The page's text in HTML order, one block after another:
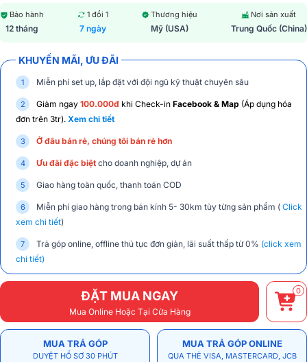
Bảo hành
12 tháng
1 đổi 1
7 ngày
Thương hiệu
Mỹ (USA)
Nơi sản xuất
Trung Quốc (China)
KHUYẾN MÃI, ƯU ĐÃI
Miễn phí set up, lắp đặt với đội ngũ kỹ thuật chuyên sâu
Giảm ngay 100.000đ khi Check-in Facebook & Map (Áp dụng hóa
đơn trên 3tr). Xem chi tiết
Ở đâu bán rẻ, chúng tôi bán rẻ hơn
Ưu đãi đặc biệt cho doanh nghiệp, dự án
Giao hàng toàn quốc, thanh toán COD
Miễn phí giao hàng trong bán kính 5- 30km tùy từng sản phẩm ( Click
xem chi tiết)
Trả góp online, offline thủ tục đơn giản, lãi suất thấp từ 0% (click xem
chi tiết)
ĐẶT MUA NGAY
Mua Online Hoặc Tại Cửa Hàng
0
MUA TRẢ GÓP
DUYỆT HỒ SƠ 30 PHÚT
MUA TRẢ GÓP ONLINE
QUA THẺ VISA, MASTERCARD, JCB